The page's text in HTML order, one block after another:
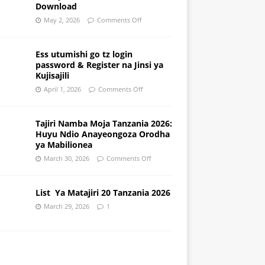
Download
May 2, 2026 Comments Off
Ess utumishi go tz login
password & Register na Jinsi ya
Kujisajili
April 1, 2026 Comments Off
Tajiri Namba Moja Tanzania 2026:
Huyu Ndio Anayeongoza Orodha
ya Mabilionea
March 30, 2026 Comments Off
List Ya Matajiri 20 Tanzania 2026
March 29, 2026 1